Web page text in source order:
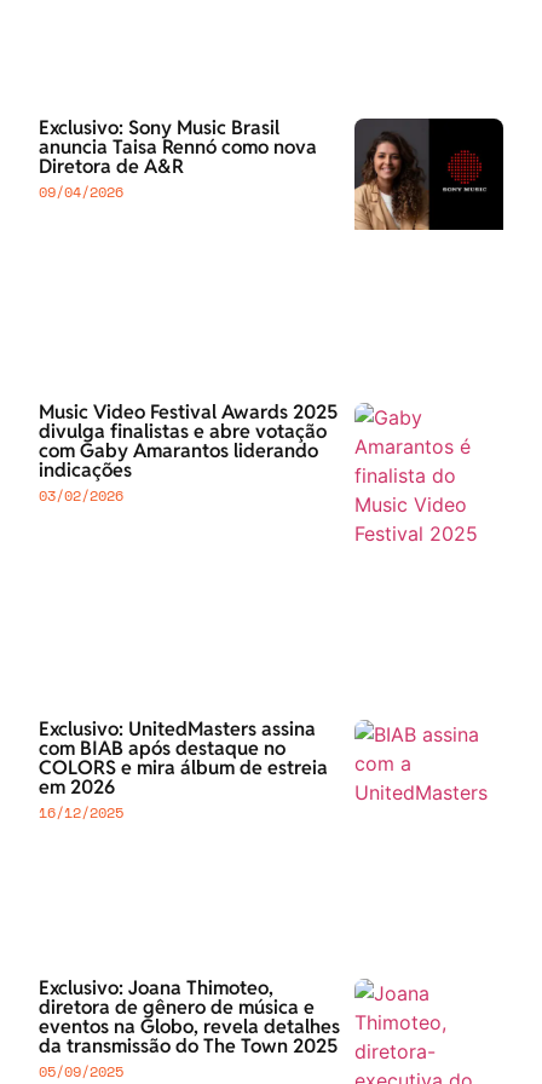
Exclusivo: Sony Music Brasil
anuncia Taisa Rennó como nova
Diretora de A&R
09/04/2026
Music Video Festival Awards 2025
divulga finalistas e abre votação
com Gaby Amarantos liderando
indicações
03/02/2026
Exclusivo: UnitedMasters assina
com BIAB após destaque no
COLORS e mira álbum de estreia
em 2026
16/12/2025
Exclusivo: Joana Thimoteo,
diretora de gênero de música e
eventos na Globo, revela detalhes
da transmissão do The Town 2025
05/09/2025